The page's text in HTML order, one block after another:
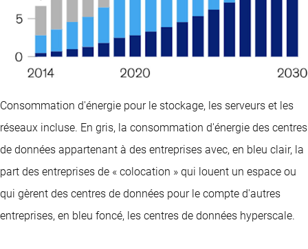
Consommation d'énergie pour le stockage, les serveurs et les
réseaux incluse. En gris, la consommation d'énergie des centres
de données appartenant à des entreprises avec, en bleu clair, la
part des entreprises de « colocation » qui louent un espace ou
qui gèrent des centres de données pour le compte d'autres
entreprises, en bleu foncé, les centres de données hyperscale.